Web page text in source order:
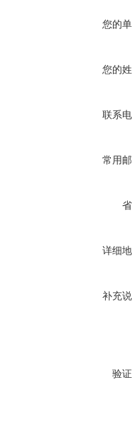
您的单
您的姓
联系电
常用邮
详细地
补充说
验证